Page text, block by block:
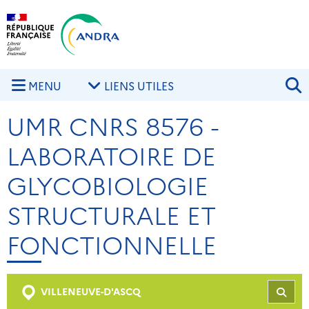
Aller au contenu principal
MENU LIENS UTILES
UMR CNRS 8576 -
LABORATOIRE DE
GLYCOBIOLOGIE
STRUCTURALE ET
FONCTIONNELLE
VILLENEUVE-D'ASCQ